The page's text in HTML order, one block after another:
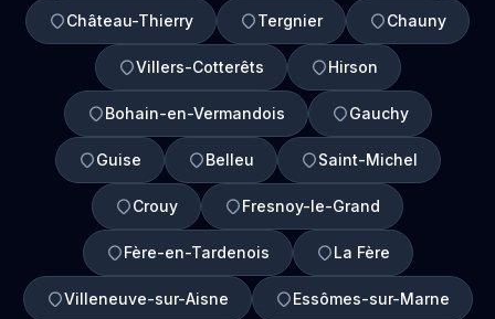
Château-Thierry Tergnier Chauny
Villers-Cotterêts Hirson
Bohain-en-Vermandois Gauchy
Guise Belleu Saint-Michel
Crouy Fresnoy-le-Grand
Fère-en-Tardenois La Fère
Villeneuve-sur-Aisne Essômes-sur-Marne